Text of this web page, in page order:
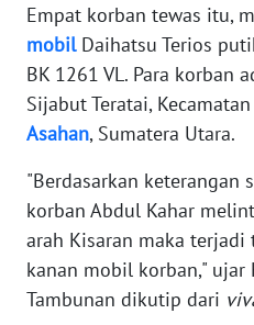
Empat korban tewas itu,
mobilDaihatsu Terios
BK 1261 VL. Para korban
Sijabut Teratai,
Asahan, Sumatera Utara.
"Berdasarkan keterangan
korban Abdul Kahar
arah Kisaran maka terjadi
kanan mobil korban," ujar
Tambunan dikutip dari
MEDIA
SIBER
REDAKSI
DISCLAIMER
Wahana
News